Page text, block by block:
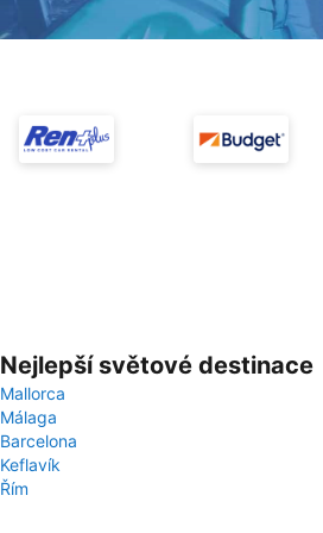
Nejlepší světové destinace
Mallorca
Málaga
Barcelona
Keflavík
Řím